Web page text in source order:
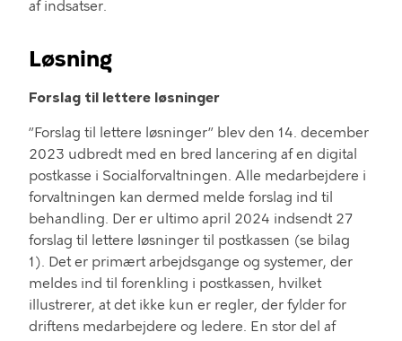
af indsatser.
Løsning
Forslag til lettere løsninger
”Forslag til lettere løsninger” blev den 14. december
2023 udbredt med en bred lancering af en digital
postkasse i Socialforvaltningen. A lle medarbejdere i
forvaltningen kan dermed melde forslag ind til
behandling. Der er ultimo april 2024 indsendt 27
forslag til lettere løsninger til postkassen (se bilag
1). Det er primærtarbejdsgange og systemer, der
meldes ind til forenkling i postkassen, hvilket
illustrerer, at det ikke kun er regler, der fylder for
driftens medarbejdere og ledere. En stor del af